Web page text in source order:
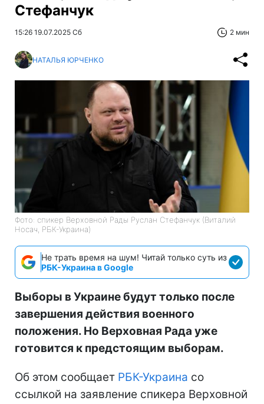
Стефанчук
15:26 19.07.2025 Сб 2 мин
НАТАЛЬЯ ЮРЧЕНКО
Фото: спикер Верховной Рады Руслан Стефанчук (Виталий
Носач, РБК-Украина)
Не трать время на шум! Читай только суть из
РБК-Украина в Google
Выборы в Украине будут только после
завершения действия военного
положения. Но Верховная Рада уже
готовится к предстоящим выборам.
Об этом сообщает РБК-Украина со
ссылкой на заявление спикера Верховной